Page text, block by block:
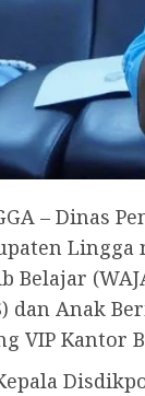
– Dinas
Lingga
Belajar
dan Anak
VIP Kantor